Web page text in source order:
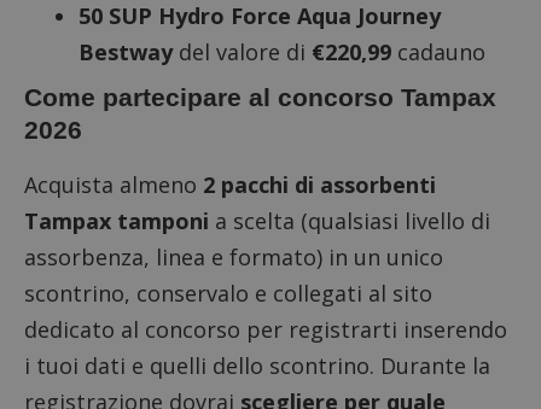
50 SUP Hydro Force Aqua Journey
Bestwaydel valore di €220,99 cadauno
Come partecipare al concorso Tampax
2026
Acquista almeno 2 pacchi di assorbenti
Tampax tamponi a scelta (qualsiasi livello di
assorbenza, linea e formato) in un unico
scontrino, conservalo e collegati al sito
dedicato al concorso per registrarti inserendo
i tuoi dati e quelli dello scontrino. Durante la
registrazione dovrai scegliere per quale